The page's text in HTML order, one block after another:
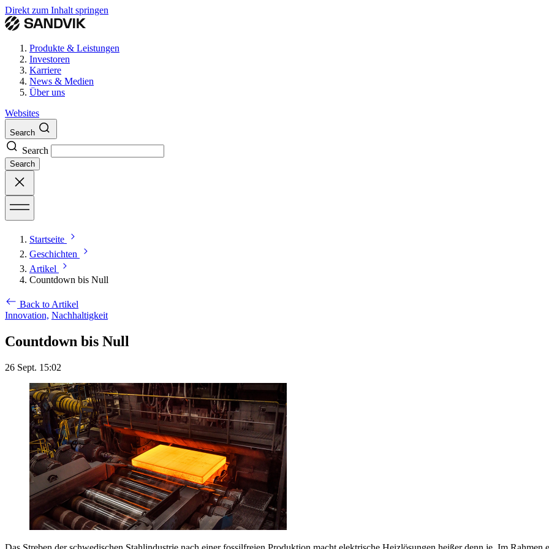
Direkt zum Inhalt springen
Produkte & Leistungen
Investoren
Karriere
News & Medien
Über uns
Websites
Search
Search
Search
Startseite
Geschichten
Artikel
Countdown bis Null
Back to Artikel
Innovation, Nachhaltigkeit
Countdown bis Null
26 Sept. 15:02